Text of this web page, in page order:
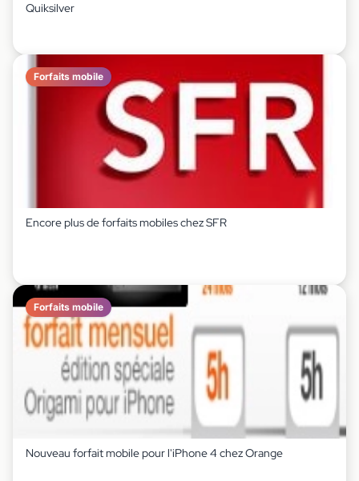
Quiksilver
Forfaits mobile
Encore plus de forfaits mobiles chez SFR
Forfaits mobile
Nouveau forfait mobile pour l'iPhone 4 chez Orange